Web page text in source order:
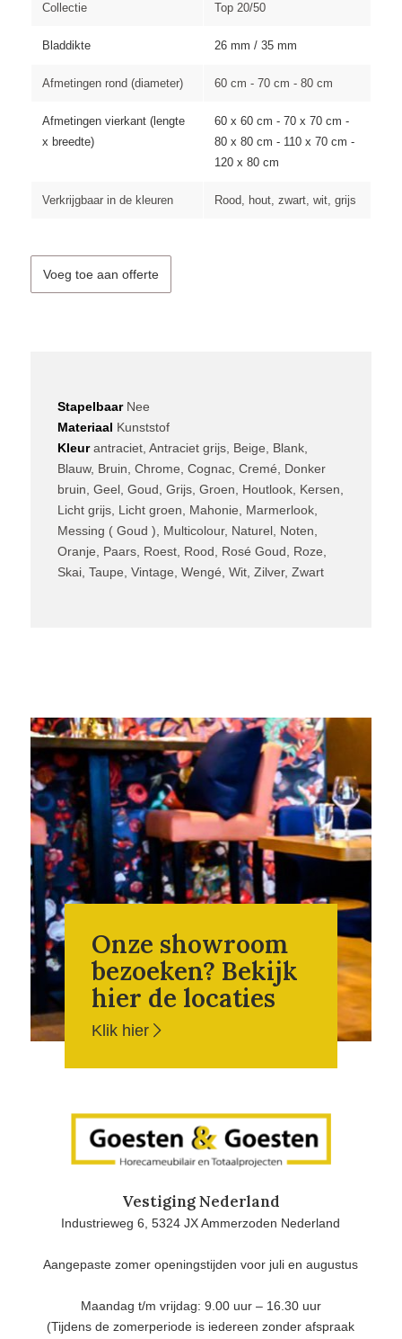
Collectie Top 20/50
Bladdikte 26 mm / 35 mm
Afmetingen rond (diameter) 60 cm - 70 cm - 80 cm
Afmetingen vierkant (lengte
x breedte)
60 x 60 cm - 70 x 70 cm -
80 x 80 cm - 110 x 70 cm -
120 x 80 cm
Verkrijgbaar in de kleuren Rood, hout, zwart, wit, grijs
Voeg toe aan offerte
StapelbaarNee
Materiaal Kunststof
Kleurantraciet, Antraciet grijs, Beige, Blank,
Blauw, Bruin, Chrome, Cognac, Cremé, Donker
bruin, Geel, Goud, Grijs, Groen, Houtlook, Kersen,
Licht grijs, Licht groen, Mahonie, Marmerlook,
Messing ( Goud ), Multicolour, Naturel, Noten,
Oranje, Paars, Roest, Rood, Rosé Goud, Roze,
Skai, Taupe, Vintage, Wengé, Wit, Zilver, Zwart
Onze showroom
bezoeken? Bekijk
hier de locaties
Klik hier
Vestiging Nederland
Industrieweg 6, 5324 JX Ammerzoden Nederland
Aangepaste zomer openingstijden voor juli en augustus
Maandag t/m vrijdag: 9.00 uur – 16.30 uur
(Tijdens de zomerperiode is iedereen zonder afspraak